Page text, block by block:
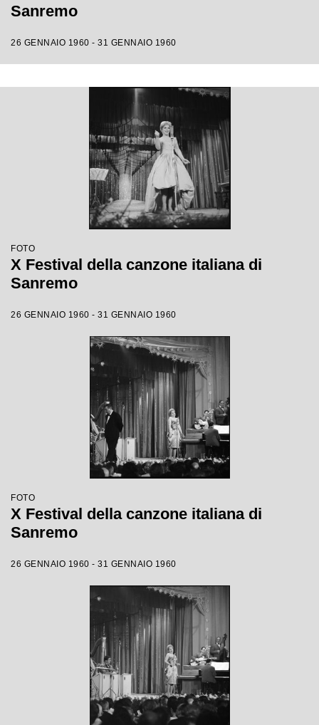
Sanremo
26 GENNAIO 1960 - 31 GENNAIO 1960
FOTO
X Festival della canzone italiana di
Sanremo
26 GENNAIO 1960 - 31 GENNAIO 1960
FOTO
X Festival della canzone italiana di
Sanremo
26 GENNAIO 1960 - 31 GENNAIO 1960